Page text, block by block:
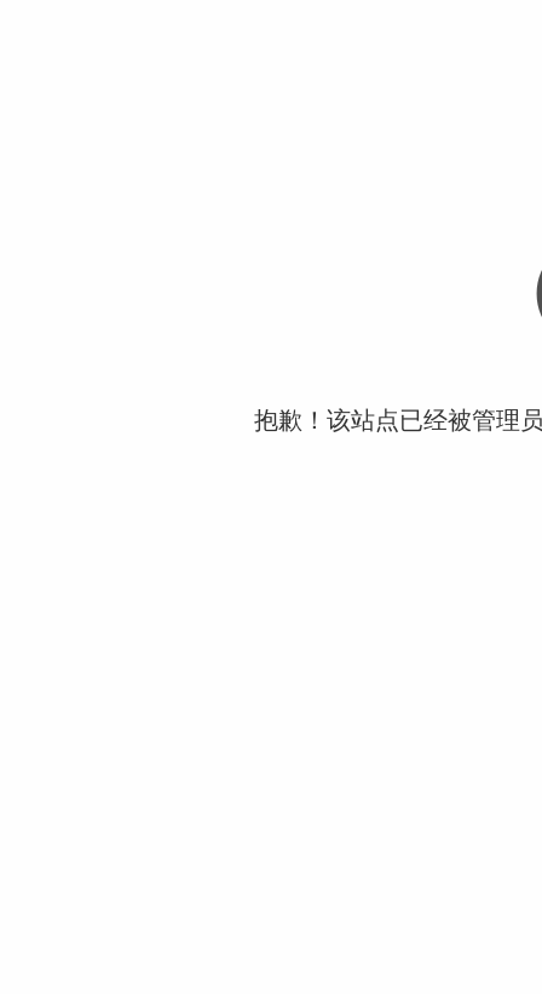
抱歉！该站点已经被管理